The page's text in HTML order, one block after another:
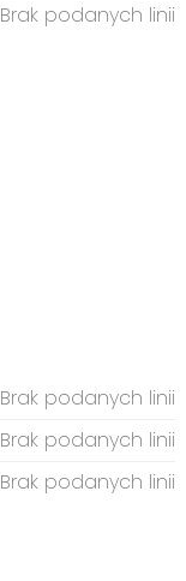
Brak podanych linii
Brak podanych linii
Brak podanych linii
Brak podanych linii